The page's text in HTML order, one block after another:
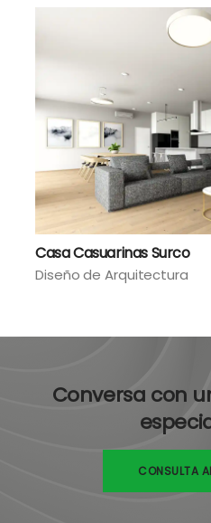
Casa Casuarinas Surco
Diseño de Arquitectura
Conversa con
CONSULTA